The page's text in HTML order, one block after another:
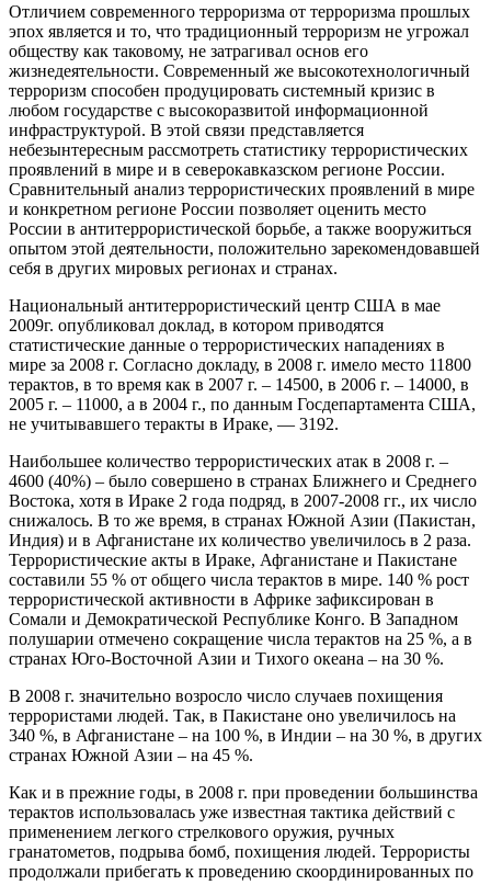
Отличием современного терроризма от терроризма прошлых
эпох является и то, что традиционный терроризм не угрожал
обществу как таковому, не затрагивал основ его
жизнедеятельности. Современный же высокотехнологичный
терроризм способен продуцировать системный кризис в
любом государстве с высокоразвитой информационной
инфраструктурой. В этой связи представляется
небезынтересным рассмотреть статистику террористических
проявлений в мире и в северокавказском регионе России.
Сравнительный анализ террористических проявлений в мире
и конкретном регионе России позволяет оценить место
России в антитеррористической борьбе, а также вооружиться
опытом этой деятельности, положительно зарекомендовавшей
себя в других мировых регионах и странах.
Национальный антитеррористический центр США в мае
2009г. опубликовал доклад, в котором приводятся
статистические данные о террористических нападениях в
мире за 2008 г. Согласно докладу, в 2008 г. имело место 11800
терактов, в то время как в 2007 г. – 14500, в 2006 г. – 14000, в
2005 г. – 11000, а в 2004 г., по данным Госдепартамента США,
не учитывавшего теракты в Ираке, — 3192.
Наибольшее количество террористических атак в 2008 г. –
4600 (40%) – было совершено в странах Ближнего и Среднего
Востока, хотя в Ираке 2 года подряд, в 2007-2008 гг., их число
снижалось. В то же время, в странах Южной Азии (Пакистан,
Индия) и в Афганистане их количество увеличилось в 2 раза.
Террористические акты в Ираке, Афганистане и Пакистане
составили 55 % от общего числа терактов в мире. 140 % рост
террористической активности в Африке зафиксирован в
Сомали и Демократической Республике Конго. В Западном
полушарии отмечено сокращение числа терактов на 25 %, а в
странах Юго-Восточной Азии и Тихого океана – на 30 %.
В 2008 г. значительно возросло число случаев похищения
террористами людей. Так, в Пакистане оно увеличилось на
340 %, в Афганистане – на 100 %, в Индии – на 30 %, в других
странах Южной Азии – на 45 %.
Как и в прежние годы, в 2008 г. при проведении большинства
терактов использовалась уже известная тактика действий с
применением легкого стрелкового оружия, ручных
гранатометов, подрыва бомб, похищения людей. Террористы
продолжали прибегать к проведению скоординированных по